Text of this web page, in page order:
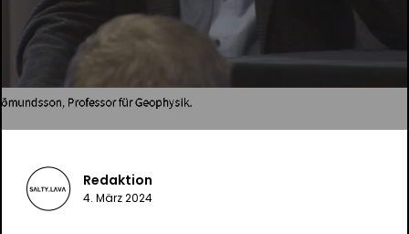
Redaktion
4. März 2024